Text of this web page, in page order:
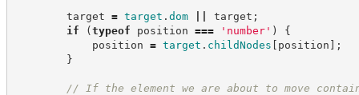
target = target . dom target ;
if
(typeof position === ' number' )
{
position = target . childNodes [ position ] ;
}
// If the element we are about to move